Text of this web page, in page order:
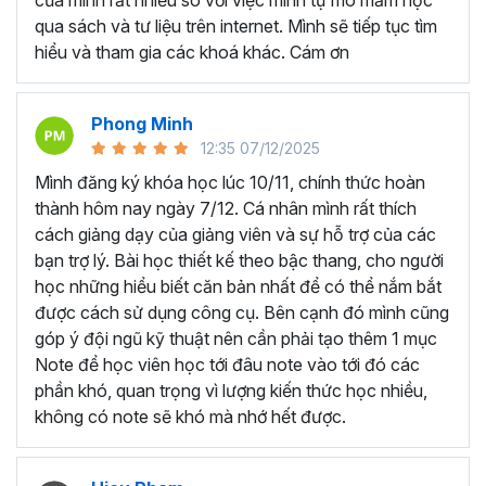
4 mục tiêu bạn sẽ đạt được khi hoàn thành chương trình
Power BI online này:
Kết nối dữ liệu vào Power BI từ nhiều nguồn dữ liệu
khác nhau.
Xử lý và làm sạch các dữ liệu thô nhanh chóng,
Tạo các Mô hình dữ liệu đa chiều.
Tạo báo cáo, biểu mẫu sinh động, trực quan.
Trực quan hóa dữ liệu bằng biểu đồ và tạo
Dashboard tương tác.
Trong khóa học này bạn cũng sẽ có thêm một dự án lớn
cuối khóa để bạn thực hành những gì đã học và cùng
Gitiho áp dụng trong dự án Adventure Work. Kèm theo
đó là bài kiểm tra giúp bạn ôn tập và tự đánh giá mức độ
thành thạo kiến thức Power BI của mình.
Ai có thể tham gia khóa học
qua sách và tư liệu trên internet. Mình sẽ tiếp tục tìm
hiểu và tham gia các khoá khác. Cám ơn
Phong Minh
12:35 07/12/2025
Mình đăng ký khóa học lúc 10/11, chính thức hoàn
thành hôm nay ngày 7/12. Cá nhân mình rất thích
cách giảng dạy của giảng viên và sự hỗ trợ của các
bạn trợ lý. Bài học thiết kế theo bậc thang, cho người
học những hiểu biết căn bản nhất để có thể nắm bắt
được cách sử dụng công cụ. Bên cạnh đó mình cũng
góp ý đội ngũ kỹ thuật nên cần phải tạo thêm 1 mục
Note để học viên học tới đâu note vào tới đó các
phần khó, quan trọng vì lượng kiến thức học nhiều,
không có note sẽ khó mà nhớ hết được.